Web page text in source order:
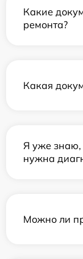
Какие
ремонта?
Какая
Я уже знаю,
нужна
Можно ли